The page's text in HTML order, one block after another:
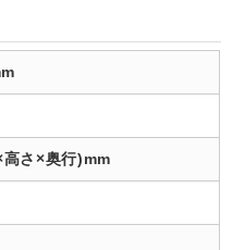
さ×奥行)mm